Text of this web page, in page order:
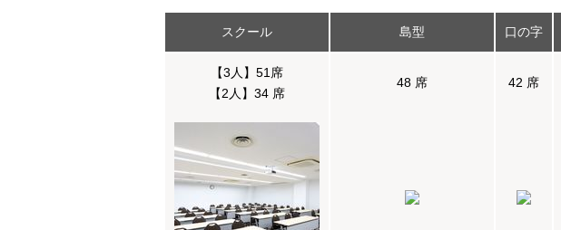
スクール 島型 口の字
【3人】51席
【2人】34 席
48 席 42 席